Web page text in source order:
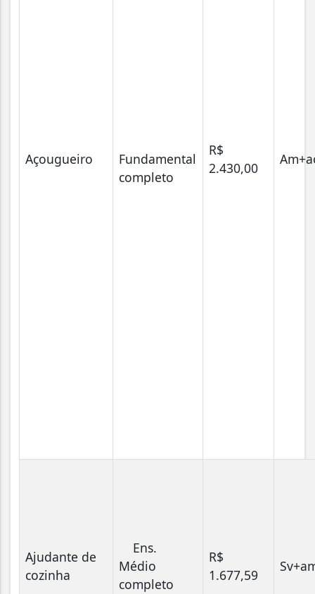
Açougueiro
Fundamental
completo
R$
2.430,00
Ajudante de
cozinha
Ens.
Médio
completo
R$
1.677,59